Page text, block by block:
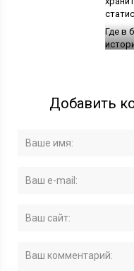
Где в
Добавить